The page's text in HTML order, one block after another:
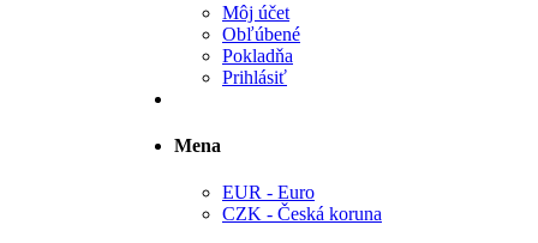
Môj účet
Obľúbené
Pokladňa
Prihlásiť
Mena
EUR - Euro
CZK - Česká koruna